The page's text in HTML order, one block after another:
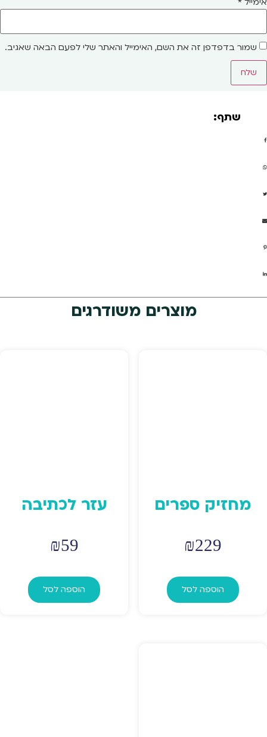
שמור בדפדפן זה את השם, האימייל והאתר שלי לפעם הבאה שאגיב.
שתף:
מוצרים משודרגים
מחזיק ספרים
₪229
הוספה לסל
עזר לכתיבה
₪59
הוספה לסל